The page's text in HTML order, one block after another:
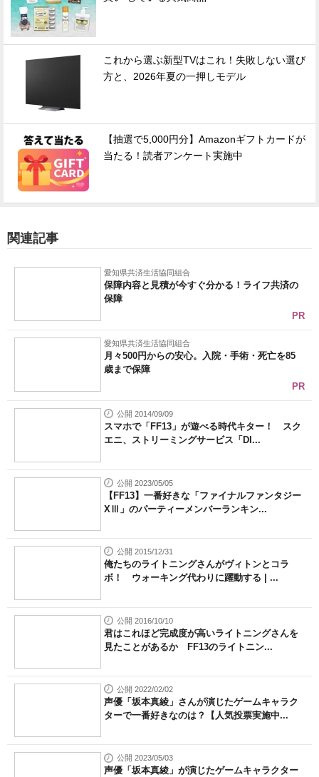
これから選ぶ新型TVはこれ！失敗しない選び
方と、2026年夏の一押しモデル
【抽選で5,000円分】Amazonギフトカードが
当たる！読者アンケート実施中
関連記事
愛知県共済生活協同組合
保障内容と見積が今すぐ分かる！ライフ共済の
保障
PR
愛知県共済生活協同組合
月々500円からの安心。入院・手術・死亡を85
歳まで保障
PR
公開 2014/09/09
スマホで「FF13」が遊べる時代キター！ スク
エニ、ストリーミングサービス「DI...
公開 2023/05/05
【FF13】一番好きな「ファイナルファンタジー
XⅢ」のパーティーメンバーランキン...
公開 2015/12/31
俺たちのライトニングさんがヴィトンとコラ
ボ！ ウォーキング代わりに躍動する | ...
公開 2016/10/10
君はこれほど完成度が高いライトニングさんを
見たことがあるか FF13のライトニン...
公開 2022/02/02
声優「坂本真綾」さんが演じたゲームキャラク
ターで一番好きなのは？【人気投票実施中...
公開 2023/05/03
声優「坂本真綾」が演じたゲームキャラクター